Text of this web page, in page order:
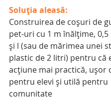
Soluția aleasă:
Construirea de coşuri de
pet-uri cu 1 m înălţime, 0,5
şi l (sau de mărimea unei
plastic de 2 litri) pentru că
acţiune mai practică, uşor
pentru elevi şi utilă pentru
comunitate